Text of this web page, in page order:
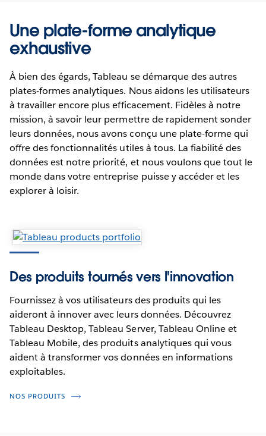
Une plate-forme analytique
exhaustive
À bien des égards, Tableau se démarque des autres
plates-formes analytiques. Nous aidons les utilisateurs
à travailler encore plus efficacement. Fidèles à notre
mission, à savoir leur permettre de rapidement sonder
leurs données, nous avons conçu une plate-forme qui
offre des fonctionnalités utiles à tous. La fiabilité des
données est notre priorité, et nous voulons que tout le
monde dans votre entreprise puisse y accéder et les
explorer à loisir.
Des produits tournés vers l'innovation
Fournissez à vos utilisateurs des produits qui les
aideront à innover avec leurs données. Découvrez
Tableau Desktop, Tableau Server, Tableau Online et
Tableau Mobile, des produits analytiques qui vous
aident à transformer vos données en informations
exploitables.
NOS PRODUITS